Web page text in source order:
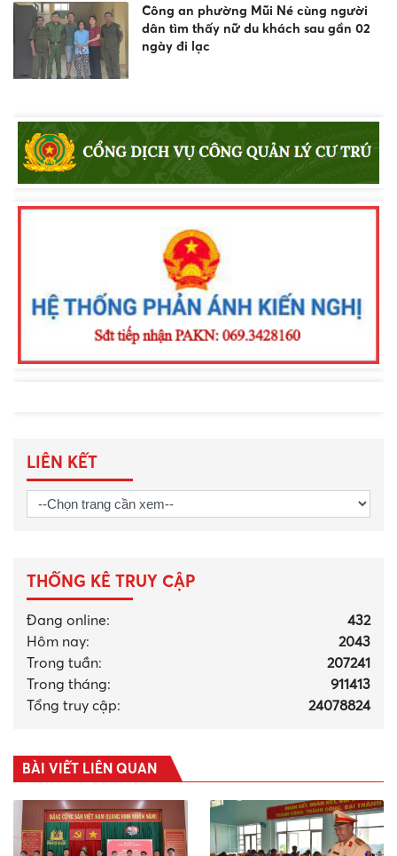
Công an phường Mũi Né cùng người
dân tìm thấy nữ du khách sau gần 02
ngày đi lạc
thông, phòng chống đuối nước và
trợ
phường Nam Gia Nghĩa trong đấu
tranh phòng, chống tội phạm
LIÊN KẾT
THỐNG KÊ TRUY CẬP
Đang online:
432
Hôm nay:
2043
Trong tuần:
207241
Trong tháng:
911413
Tổng truy cập:
24078824
BÀI VIẾT LIÊN QUAN